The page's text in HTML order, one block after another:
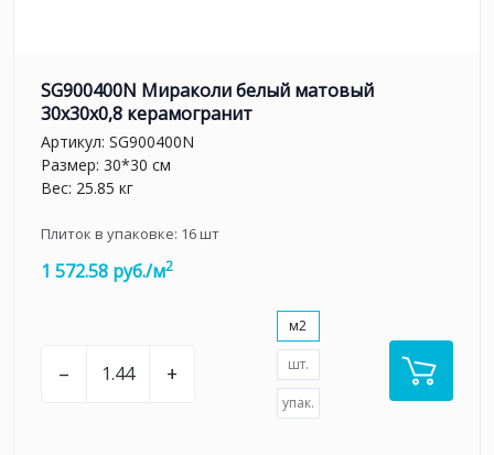
SG900400N Мираколи белый матовый
30x30x0,8 керамогранит
Артикул: SG900400N
Размер: 30*30 см
Вес: 25.85 кг
Плиток в упаковке: 16шт
1 572.58 руб./м2
– +
м2
шт.
упак.